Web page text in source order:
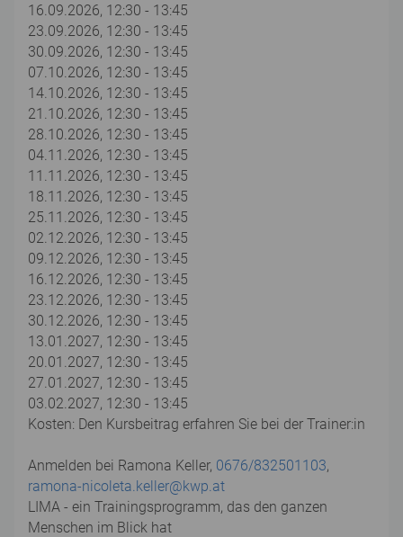
16.09.2026, 12:30 - 13:45
23.09.2026, 12:30 - 13:45
30.09.2026, 12:30 - 13:45
07.10.2026, 12:30 - 13:45
14.10.2026, 12:30 - 13:45
21.10.2026, 12:30 - 13:45
28.10.2026, 12:30 - 13:45
04.11.2026, 12:30 - 13:45
11.11.2026, 12:30 - 13:45
18.11.2026, 12:30 - 13:45
25.11.2026, 12:30 - 13:45
02.12.2026, 12:30 - 13:45
09.12.2026, 12:30 - 13:45
16.12.2026, 12:30 - 13:45
23.12.2026, 12:30 - 13:45
30.12.2026, 12:30 - 13:45
13.01.2027, 12:30 - 13:45
20.01.2027, 12:30 - 13:45
27.01.2027, 12:30 - 13:45
03.02.2027, 12:30 - 13:45
Kosten: Den Kursbeitrag erfahren Sie bei der Trainer:in
Anmelden bei Ramona Keller, 0676/832501103,
ramona-nicoleta.keller@kwp.at
LIMA - ein Trainingsprogramm, das den ganzen
Menschen im Blick hat